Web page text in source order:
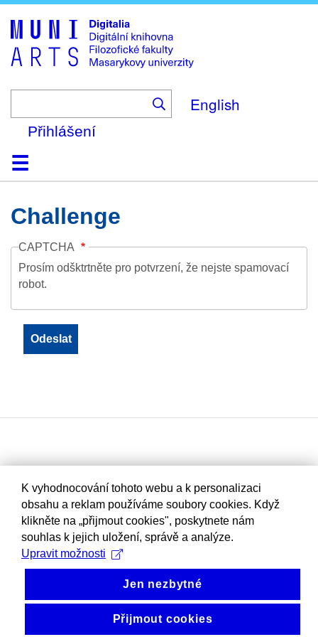
to
main
content
English
Přihlášení
DomůKolekce
Prohlížení
Vyhledávání
O platformě
Nápověda
KontaktDigitalia
Challenge
CAPTCHA
Prosím odšktrtněte pro potvrzení, že nejste spamovací
robot.
K vyhodnocování tohoto webu a k personalizaci
obsahu a reklam používáme soubory cookies. Když
klikněte na „přijmout cookies", poskytnete nám
souhlas k jejich uložení, správě a analýze.
Upravit možnosti
Jen nezbytné
Přijmout cookies